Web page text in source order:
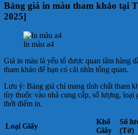
Bảng giá in màu tham khảo tại
2025]
In màu a4
Giá in màu là yếu tố được quan tâm hàng
tham khảo để bạn có cái nhìn tổng quan.
Lưu ý: Bảng giá chỉ mang tính chất tham
tùy thuộc vào nhà cung cấp, số lượng, loại
thời điểm in.
Loại Giấy
Khổ
Giấy
Số
(Tờ)